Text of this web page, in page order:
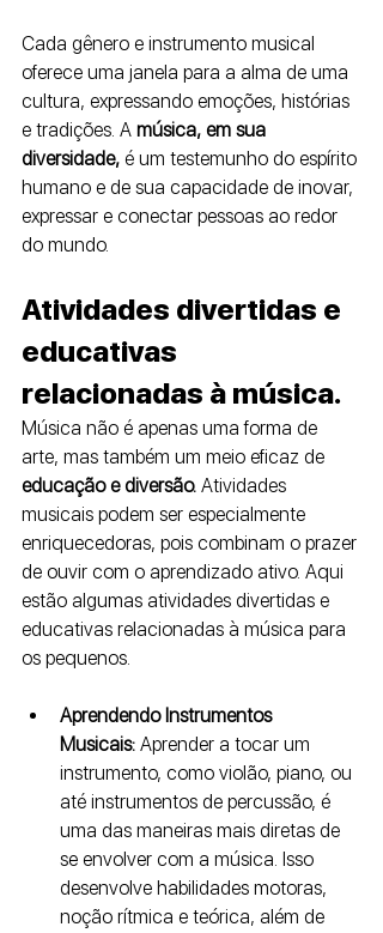
Cada gênero e instrumento musical
oferece uma janela para a alma de uma
cultura, expressando emoções, histórias
e tradições. A música, em sua
diversidade, é um testemunho do espírito
humano e de sua capacidade de inovar,
expressar e conectar pessoas ao redor
do mundo.
Atividades divertidas e
educativas
relacionadas à música.
Música não é apenas uma forma de
arte, mas também um meio eficaz de
educação e diversão. Atividades
musicais podem ser especialmente
enriquecedoras, pois combinam o prazer
de ouvir com o aprendizado ativo. Aqui
estão algumas atividades divertidas e
educativas relacionadas à música para
os pequenos.
Aprendendo Instrumentos
Musicais: Aprender a tocar um
instrumento, como violão, piano, ou
até instrumentos de percussão, é
uma das maneiras mais diretas de
se envolver com a música. Isso
desenvolve habilidades motoras,
noção rítmica e teórica, além de